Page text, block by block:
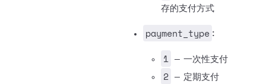
存的支付方式
payment_type :
1 — 一次性支付
2 — 定期支付